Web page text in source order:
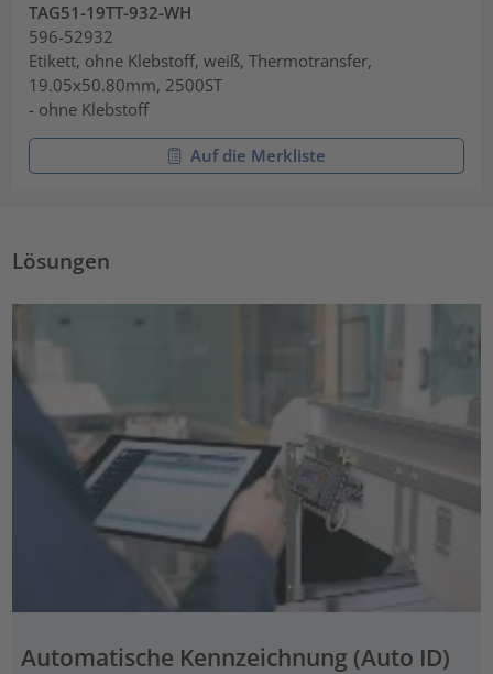
TAG51-19TT-932-WH
596-52932
Etikett, ohne Klebstoff, weiß, Thermotransfer,
19.05x50.80mm, 2500ST
- ohne Klebstoff
Auf die Merkliste
Lösungen
Automatische Kennzeichnung (Auto ID)